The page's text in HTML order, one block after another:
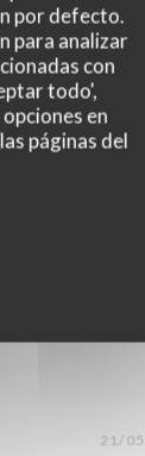
por defecto.
para analizar
con
todo',
en
páginas del
21/